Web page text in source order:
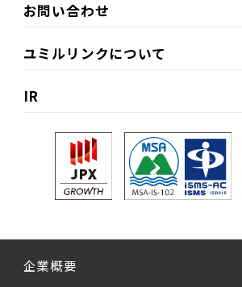
お問い合わせ
ユミルリンクについて
IR
企業概要